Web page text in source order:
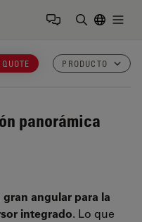
PRODUCTO
panorámica
gran angular para la
integrado. Lo que